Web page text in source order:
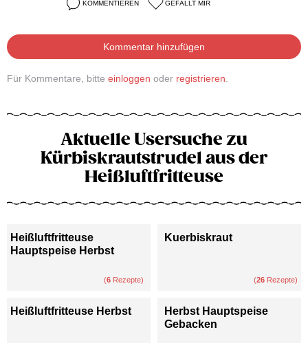
KOMMENTIEREN GEFÄLLT MIR
Kommentar hinzufügen
Für Kommentare, bitte einloggen oder registrieren
Aktuelle Usersuche zu
Kürbiskrautstrudel aus der
Heißluftfritteuse
Heißluftfritteuse
Hauptspeise Herbst
(6 Rezepte)
Kuerbiskraut
(26 Rezepte)
Heißluftfritteuse Herbst
Herbst Hauptspeise
Gebacken